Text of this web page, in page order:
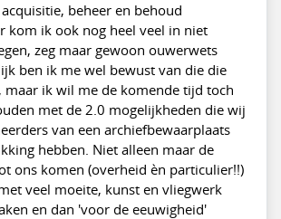
beheer en behoud
kom ik ook nog heel veel in niet
zeg maar gewoon ouwerwets
ben ik me wel bewust van die die
maar ik wil me de komende tijd toch
met de 2.0 mogelijkheden die wij
van een archiefbewaarplaats
hebben. Niet alleen maar de
ons komen (overheid èn particulier!!)
veel moeite, kunst en vliegwerk
en dan 'voor de eeuwigheid'